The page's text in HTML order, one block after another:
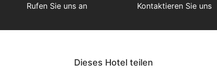
Rufen Sie uns an Kontaktieren Sie uns
Dieses Hotel teilen